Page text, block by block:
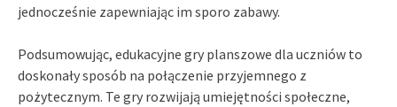
jednocześnie zapewniając im sporo zabawy.
Podsumowując, edukacyjne gry planszowe dla uczniów to
doskonały sposób na połączenie przyjemnego z
pożytecznym. Te gry rozwijają umiejętności społeczne,